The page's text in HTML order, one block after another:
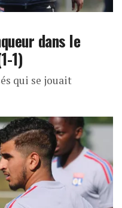
dans le
1)
qui se jouait